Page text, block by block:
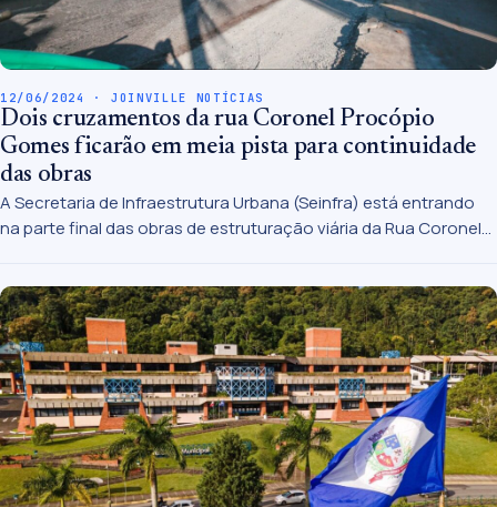
12/06/2024 · JOINVILLE NOTÍCIAS
Dois cruzamentos da rua Coronel Procópio
Gomes ficarão em meia pista para continuidade
das obras
A Secretaria de Infraestrutura Urbana (Seinfra) está entrando
na parte final das obras de estruturação viária da Rua Coronel
fizeram o alargamento das pistas e pavimentação dos trechos
que farão parte do binário.